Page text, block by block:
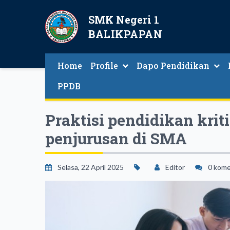
SMK Negeri 1
BALIKPAPAN
Home Profile Dapo Pendidikan
PPDB
Praktisi pendidikan
penjurusan di SMA
Selasa, 22 April 2025 Editor 0